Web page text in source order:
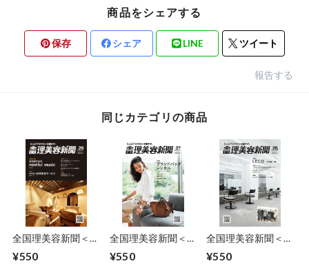
商品をシェアする
保存 シェア LINE ツイート
報告する
同じカテゴリの商品
全国理美容新聞＜第
号）
¥550
全国理美容新聞＜第
号）
¥550
全国理美容新聞＜第
号）
¥550